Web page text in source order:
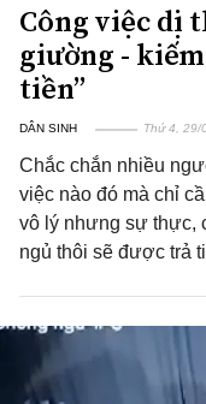
Công việc dị
giường -
tiền”
DÂN SINH Thứ 4, 29/
Chắc chắn nhiều
việc nào đó mà chỉ
vô lý nhưng sự thực,
ngủ thôi sẽ được trả